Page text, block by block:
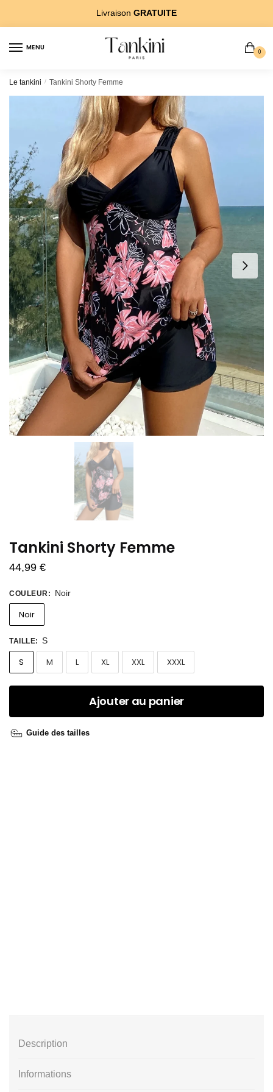
navigation
Livraison GRATUITE
MENU
0
Le tankini / Tankini Shorty Femme
Tankini Shorty Femme
44,99 €
COULEUR: Noir
Noir
TAILLE: S
S M L XL XXL XXXL
Ajouter au panier
Guide des tailles
Description
Informations